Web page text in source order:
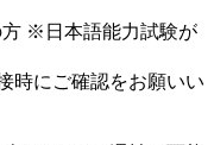
※日本語能力試験が
時にご確認をお願いい